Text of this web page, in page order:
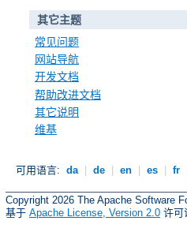
其它主题
常见问题
网站导航
开发文档
帮助改进文档
其它说明
维基
可用语言: da de en es fr
Copyright 2026 The Apache Software
基于 Apache License, Version 2.0 许可